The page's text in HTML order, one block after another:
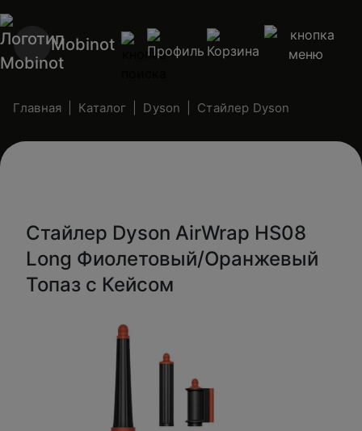
Mobinot
Главная Каталог Dyson Стайлер Dyson
Стайлер Dyson AirWrap HS08
Long Фиолетовый/Оранжевый
Топаз с Кейсом